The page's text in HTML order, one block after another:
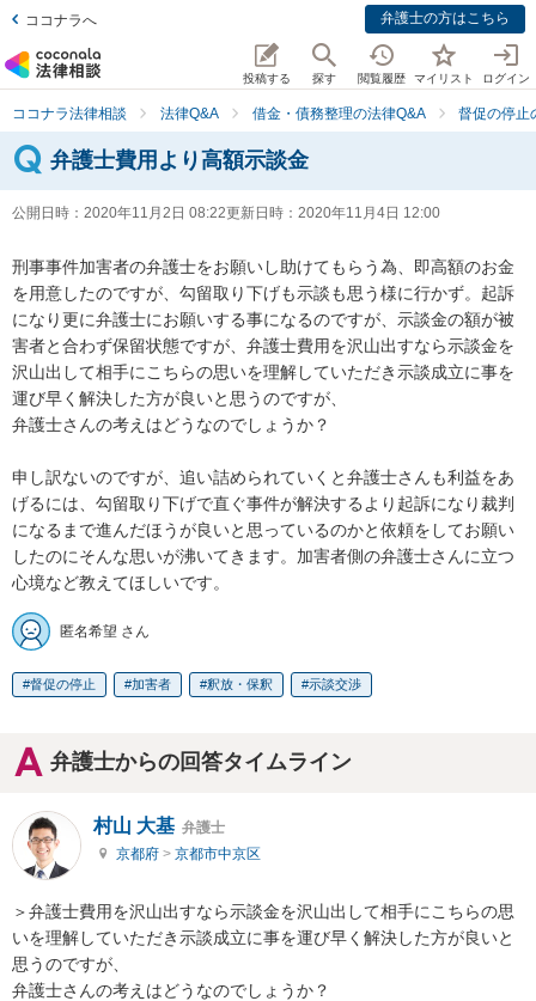
ココナラへ 弁護士の方はこちら
投稿する 探す 閲覧履歴 マイリスト ログイン
ココナラ法律相談 法律Q&A 借金・債務整理の法律Q&A 督促の停止
弁護士費用より高額示談金
公開日時： 2020年11月2日 08:22更新日時： 2020年11月4日 12:00
刑事事件加害者の弁護士をお願いし助けてもらう為、即高額のお金
を用意したのですが、勾留取り下げも示談も思う様に行かず。起訴
になり更に弁護士にお願いする事になるのですが、示談金の額が被
害者と合わず保留状態ですが、弁護士費用を沢山出すなら示談金を
沢山出して相手にこちらの思いを理解していただき示談成立に事を
運び早く解決した方が良いと思うのですが、
弁護士さんの考えはどうなのでしょうか？
申し訳ないのですが、追い詰められていくと弁護士さんも利益をあ
げるには、勾留取り下げで直ぐ事件が解決するより起訴になり裁判
になるまで進んだほうが良いと思っているのかと依頼をしてお願い
したのにそんな思いが沸いてきます。加害者側の弁護士さんに立つ
心境など教えてほしいです。
匿名希望 さん
督促の停止 加害者 釈放・保釈 示談交渉
弁護士からの回答タイムライン
村山 大基 弁護士
京都府 > 京都市中京区
＞弁護士費用を沢山出すなら示談金を沢山出して相手にこちらの思
いを理解していただき示談成立に事を運び早く解決した方が良いと
思うのですが、
弁護士さんの考えはどうなのでしょうか？